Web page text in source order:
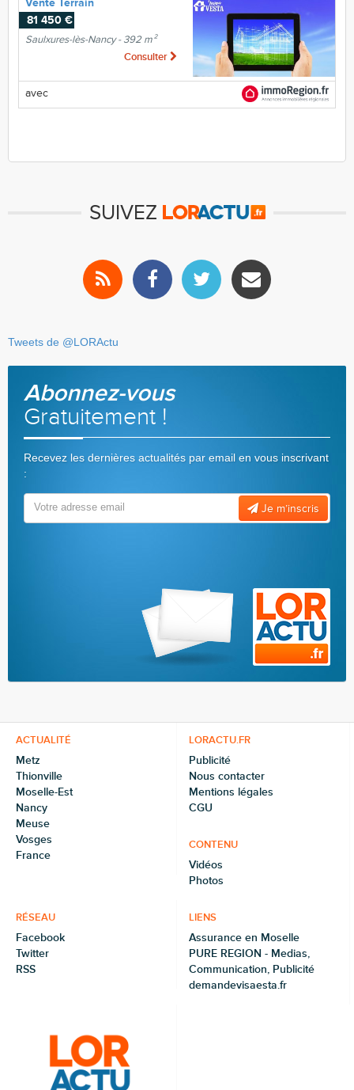
Vente Terrain
81 450 €
Saulxures-lès-Nancy - 392 m²
Consulter
avec
SUIVEZ
Tweets de @LORActu
Abonnez-vous
Gratuitement !
Recevez les dernières actualités par email en vous inscrivant
:
Je m’inscris
ACTUALITÉ
Metz
Thionville
Moselle-Est
Nancy
Meuse
Vosges
France
LORACTU.FR
Publicité
Nous contacter
Mentions légales
CGU
CONTENU
Vidéos
Photos
RÉSEAU
Facebook
Twitter
RSS
LIENS
Assurance en Moselle
PURE REGION - Medias,
Communication, Publicité
demandevisaesta.fr